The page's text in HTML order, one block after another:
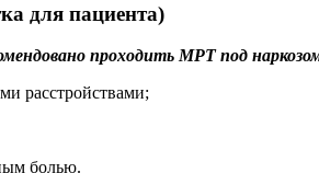
для пациента)
проходить МРТ под
расстройствами;
болью.